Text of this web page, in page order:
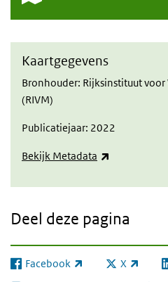
Kaartgegevens
Bronhouder: Rijksinstituut
(RIVM)
Publicatiejaar: 2022
Bekijk Metadata
Deel deze pagina
Facebook
(externe link) X
(externe link)